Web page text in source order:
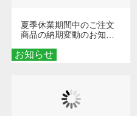
お知らせ
夏季休業期間中のご注文
商品の納期変動のお知ら